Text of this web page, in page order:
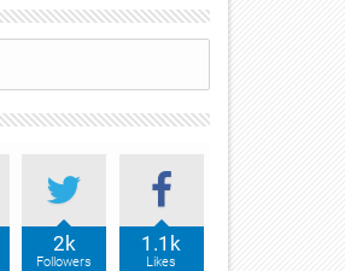
2k
Followers
1.1k
Likes